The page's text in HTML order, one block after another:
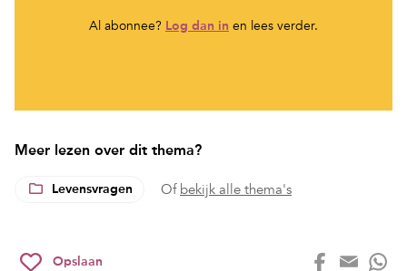
Al abonnee? Log dan in en lees verder.
Meer lezen over dit thema?
Levensvragen Of bekijk alle thema's
Opslaan